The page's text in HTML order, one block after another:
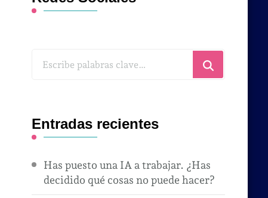
¿Buscas
Entradas recientes
Has puesto una IA a trabajar. ¿Has
decidido qué cosas no puede hacer?